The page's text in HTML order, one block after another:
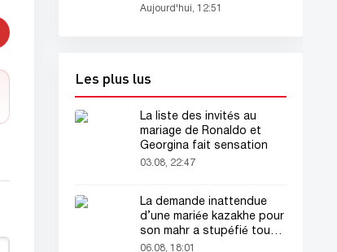
l’Angleterre
Aujourd'hui, 12:51
Les plus lus
La liste des invités au
mariage de Ronaldo et
Georgina fait sensation
03.08, 22:47
La demande inattendue
d’une mariée kazakhe pour
son mahr a stupéfié tout
le monde
06.08, 18:01